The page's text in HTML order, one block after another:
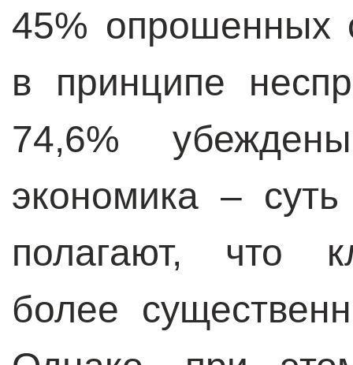
45% опрошенных
в принципе
74,6%
экономика –
полагают, что
более